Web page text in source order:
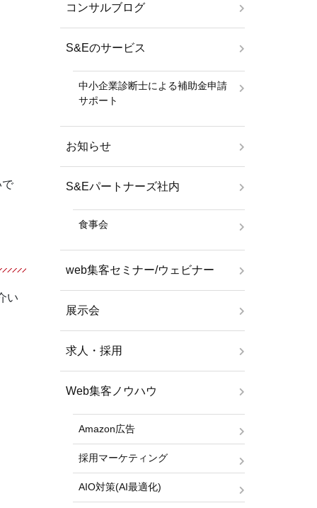
で
い
コンサルブログ
S&Eのサービス
中小企業診断士による補助金申請
サポート
お知らせ
S&Eパートナーズ社内
食事会
web集客セミナー/ウェビナー
展示会
求人・採用
Web集客ノウハウ
Amazon広告
採用マーケティング
AIO対策(AI最適化)